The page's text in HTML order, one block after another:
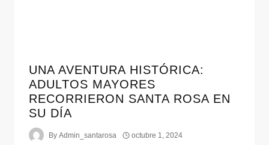
UNA AVENTURA HISTÓRICA:
ADULTOS MAYORES
RECORRIERON SANTA ROSA EN
SU DÍA
By Admin_santarosa octubre 1, 2024